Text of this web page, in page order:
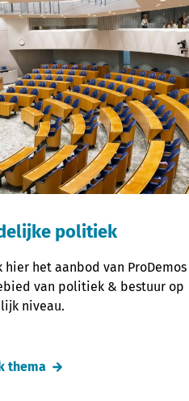
politiek
hier het aanbod van ProDemos
van politiek & bestuur op
niveau.
thema